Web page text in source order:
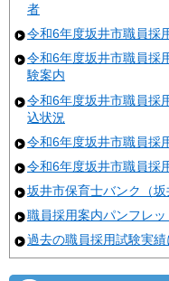
者
令和6年度坂井市職員採
令和6年度坂井市職員採
験案内
令和6年度坂井市職員採
込状況
令和6年度坂井市職員採
令和6年度坂井市職員採
坂井市保育士バンク（坂
職員採用案内パンフレッ
過去の職員採用試験実績